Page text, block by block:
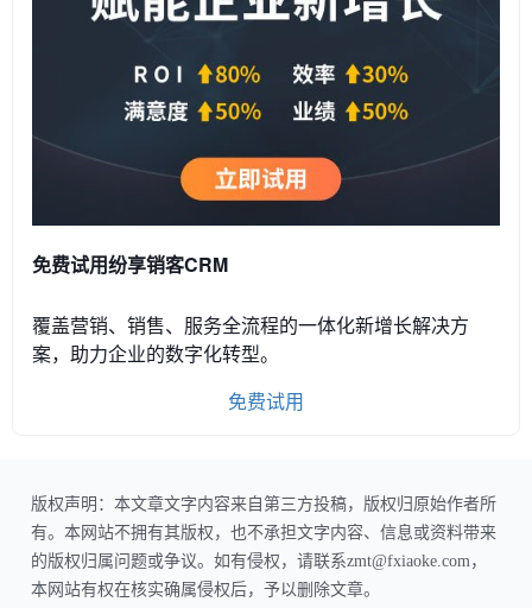
免费试用纷享销客CRM
覆盖营销、销售、服务全流程的一体化新增长解决方
案，助力企业的数字化转型。
免费试用
版权声明：本文章文字内容来自第三方投稿，版权归原始作者所
有。本网站不拥有其版权，也不承担文字内容、信息或资料带来
的版权归属问题或争议。如有侵权，请联系zmt@fxiaoke.com，
本网站有权在核实确属侵权后，予以删除文章。